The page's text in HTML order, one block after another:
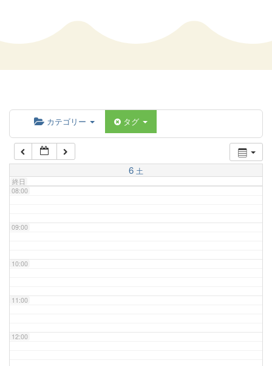
カテゴリー タグ
6 土
終日
04:00
07:00
08:00
09:00
10:00
11:00
12:00